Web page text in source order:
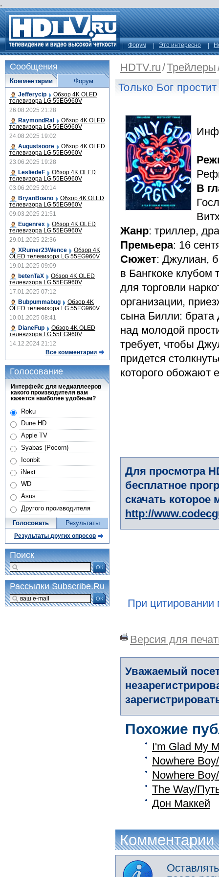
.
Форум Это интересно
HDTV.ru/Трейлеры
Только Бог простит
В
Жанр: триллер,
Премьера: 16
Сюжет: Джулиан,
в Бангкоке клубом
для торговли
организации,
сына Билли: брата
над молодой
требует, чтобы
придется
которого обожают
Для просмотра
бесплатное
скачать
http://
При цитировании
Версия для
Уважаемый
Похожие
I'm Glad My
Nowhere
Nowhere
The Way/
Дон Маккей
Комментарии
Сообщения
Комментарии
Jefferycip Обзор 4K OLED
телевизора LG 55EG960V
26.08.2025 21:28
RaymondRal
Обзор 4K OLED
телевизора LG 55EG960V
24.08.2025 19:02
Augustsoore
Обзор 4K OLED
телевизора LG 55EG960V
23.06.2025 19:28
LesliedeF
Обзор 4K OLED
телевизора LG 55EG960V
03.06.2025 20:14
BryanBoano
Обзор 4K OLED
телевизора LG 55EG960V
09.03.2025 21:51
Eugenrex
Обзор 4K OLED
телевизора LG 55EG960V
29.01.2025 22:36
XRumer23Wence
Обзор 4K
OLED телевизора LG 55EG960V
19.01.2025 09:09
betenTaX
Обзор 4K OLED
телевизора LG 55EG960V
17.01.2025 07:12
Bubpummabug
Обзор 4K
OLED телевизора LG 55EG960V
10.01.2025 08:41
DianeFup
Обзор 4K OLED
телевизора LG 55EG960V
14.12.2024 21:12
Все комментарии
Форум
Голосование
Интерфейс для медиаплееров
какого производителя вам
кажется наиболее удобным?
Roku
Dune HD
Apple TV
Syabas (Pocorn)
Iconbit
iNext
WD
Asus
Другого производителя
Голосовать Результаты
Результаты других опросов
Поиск
ОК
Рассылки Subscribe.Ru
ОК